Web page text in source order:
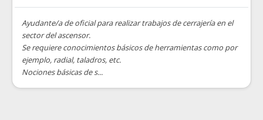
Ayudante/a de oficial para realizar trabajos de cerrajería en el
sector del ascensor.
Se requiere conocimientos básicos de herramientas como por
ejemplo, radial, taladros, etc.
Nociones básicas de s...